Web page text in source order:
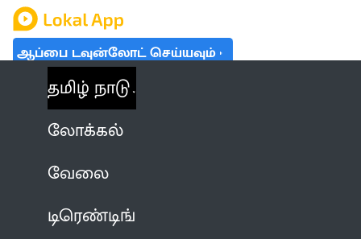
ஆப்பை டவுன்லோட் செய்யவும்
தமிழ் நாடு
லோக்கல்
வேலை
டிரெண்டிங்